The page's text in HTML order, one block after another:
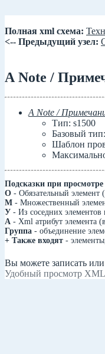
Полная xml схема:
<-- Предыдущий узел:
А Note /
А Note /
Тип: s1500
Базовый
Шаблон
Подсказки при
О - Обязательный элемент
М - Множественный
У - Из соседних элементов
А - Xml атрибут элемента
Группа - объединение
+ Также входят -
Вы можете записать или
Удобный просмотр XML